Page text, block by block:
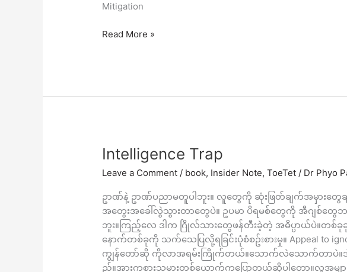
Mitigation
Read More »
Intelligence Trap
Leave a Comment / book, Insider Note,ToeTet / Dr Phyo
ဥာဏ်နဲ့ ဥာဏ်ပညာမတူပါဘူး။ လူတွေကို ဆုံးဖြတ်ချက်အမှားတွေခ
အတွေးအခေါ်လွဲသွားတာတွေပဲ။ ဥပမာ ပိရမစ်တွေကို အီဂျစ်တွေ
ဘူး။ကြည့်လေ ဒါက ဂြိုလ်သားတွေဖန်တီးခဲ့တဲ့ အဓိပ္ပာယ်ပဲ။တစ်
နောက်တစ်ခုကို သက်သေပြလို့ရခြင်းပုံစံစဥ်းစားမှု။ Appeal to
ကျွန်တော်ဆို ကိုလာအရမ်းကြိုက်တယ်။သောက်လဲသောက်တာပဲ။ဒါ
ည့်။အားကစားသမားတစ်ယောက်ကပြောတယ်ဆိုပါတော့။လူအမ
Intelligence